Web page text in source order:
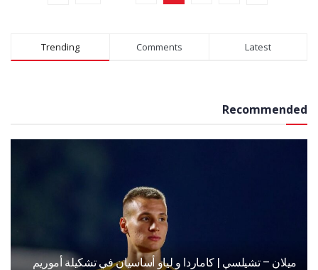
Trending Comments Latest
Recommended
ميلان – تشيلسي | كاماردا و لياو أساسيان في تشكيلة أموريم